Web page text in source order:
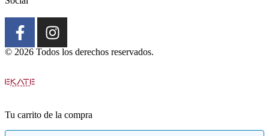
© 2026 Todos los derechos reservados.
Tu carrito de la compra